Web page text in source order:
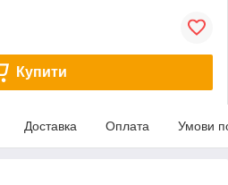
Купити
Доставка Оплата Умови